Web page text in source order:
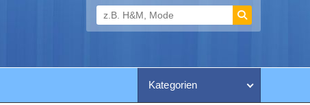
Kategorien